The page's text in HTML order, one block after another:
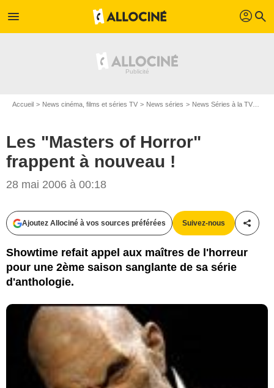
menu profil search
Accueil News cinéma, films et séries TV News séries News Séries à la TV
Les "Masters of Horror"
frappent à nouveau !
28 mai 2006 à 00:18
Ajoutez Allociné à vos sources préférées Suivez-nous
Showtime refait appel aux maîtres de l'horreur
pour une 2ème saison sanglante de sa série
d'anthologie.